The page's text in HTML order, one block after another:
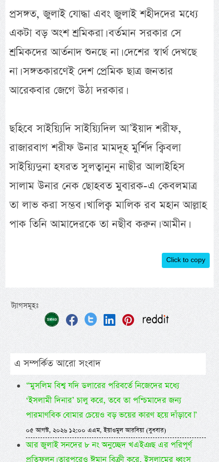
প্রসঙ্গত, জুলাই যোদ্ধা এবং জুলাই শহীদদের মধ্যে
একটা বড় অংশ শ্রমিকরা। বর্তমান সরকার সে
শ্রমিকদের আর্তনাদ শুনছে না। দেশের স্বার্থ দেখছে
না। সঙ্গতকারণেই দেশ প্রেমিক ছাত্র জনতার
আরেকবার জেগে উঠা দরকার।
ছহিবে সাইয়্যিদি সাইয়্যিদিল আ’ইয়াদ শরীফ,
রাজারবাগ শরীফ উনার মামদূহ মুর্র্শিদ ক্বিবলা
সাইয়্যিদুনা হযরত সুলত্বানুন নাছীর আলাইহিস
সালাম উনার নেক ছোহবত মুবারক-এ কেবলমাত্র
তা লাভ করা সম্ভব। খালিক্ব মালিক রব মহান আল্লাহ
পাক তিনি আমাদেরকে তা নছীব করুন। আমীন।
Click to copy
ট্যাগসমূহঃ
এ সম্পর্কিত আরো সংবাদ
“মুসলিম বিশ্ব যদি ডলারের পরিবর্তে নিজেদের মধ্যে
‘ইসলামী দিনার’ চালু করে, তবে তা পশ্চিমাদের জন্য
পারমাণবিক বোমার চেয়েও বড় ভয়ের কারণ হয়ে দাঁড়াবে।”
০৫ আগস্ট, ২০২৬ ১২:০০ এএম, ইয়াওমুল আরবিয়া (বুধবার)
আর জুলাই সনদের ৮ নং অনুচ্ছেদ খএইঞছ এর পরিপূর্ণ